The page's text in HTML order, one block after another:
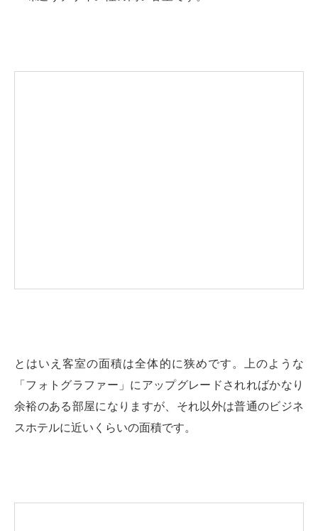
とはいえ客室の面積は全体的に狭めです。上のような
「フォトグラファー」にアップグレードされればかなり
余裕のある部屋になりますが、それ以外は普通のビジネ
スホテルに近いくらいの面積です。